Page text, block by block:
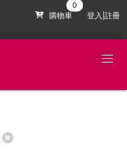
購物車 登入|註冊